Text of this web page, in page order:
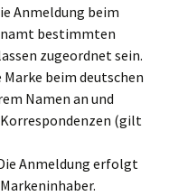
Anmeldung beim
bestimmten
zugeordnet sein.
beim deutschen
Namen an und
(gilt
Anmeldung erfolgt